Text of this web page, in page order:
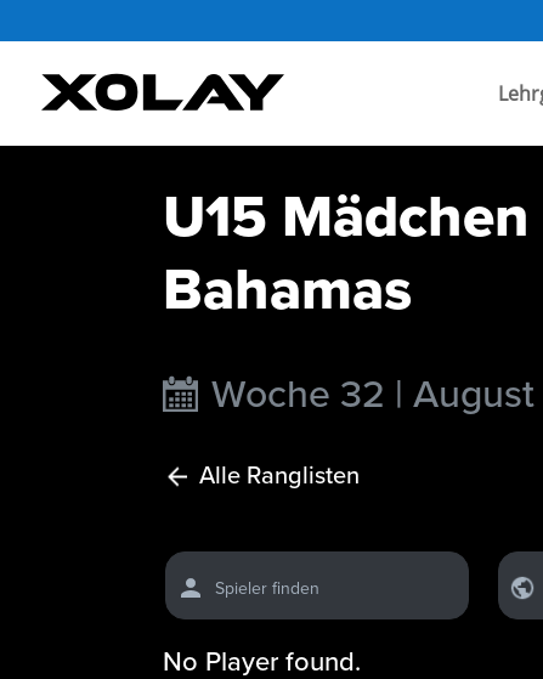
U15
Bahamas
Woche 32 |
Alle Ranglisten
Spieler finden
No Player found.